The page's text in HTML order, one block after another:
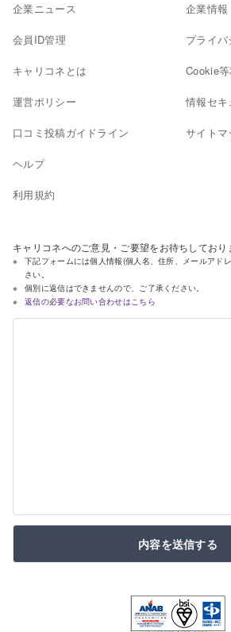
企業ニュース
会員ID管理
キャリコネとは
運営ポリシー
口コミ投稿ガイドライン
ヘルプ
利用規約
企業情報
プライ
Cookie
情報セキ
サイトマ
キャリコネへのご意見・ご要望をお待ちしており
下記フォームには個人情報(個人名、住所、メールアド
さい。
個別に返信はできませんので、ご了承ください。
返信の必要なお問い合わせはこちら
内容を送信する